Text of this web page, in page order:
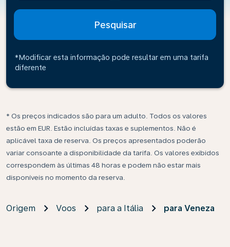
Pesquisar
*Modificar esta informação pode resultar em uma tarifa
diferente
* Os preços indicados são para um adulto. Todos os valores
estão em EUR. Estão incluídas taxas e suplementos. Não é
aplicável taxa de reserva. Os preços apresentados poderão
variar consoante a disponibilidade da tarifa. Os valores exibidos
correspondem às últimas 48 horas e podem não estar mais
disponíveis no momento da reserva.
Origem Voos para a Itália para Veneza